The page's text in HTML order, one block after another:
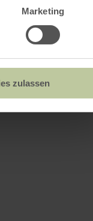
Marketing
zulassen